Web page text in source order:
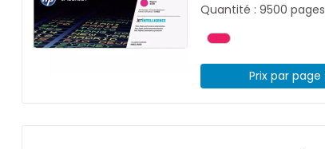
Quantité : 9500 pages
Prix par